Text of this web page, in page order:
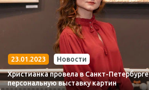
23.01.2023
Новости
Христианка провела в Санкт-Петербурге
персональную выставку картин